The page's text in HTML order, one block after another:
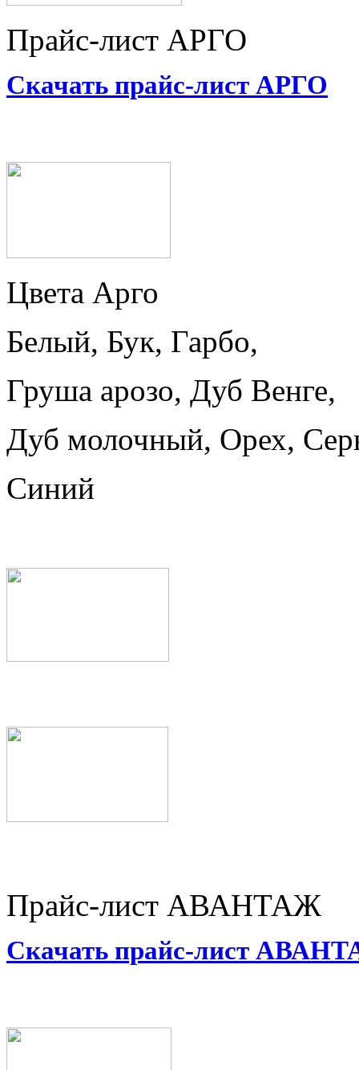
Прайс-лист АРГО
Скачать прайс-лист АРГО
Цвета Арго
Белый, Бук, Гарбо,
Груша арозо, Дуб Венге,
Дуб молочный, Орех,
Синий
Прайс-лист АВАНТАЖ
Скачать прайс-лист